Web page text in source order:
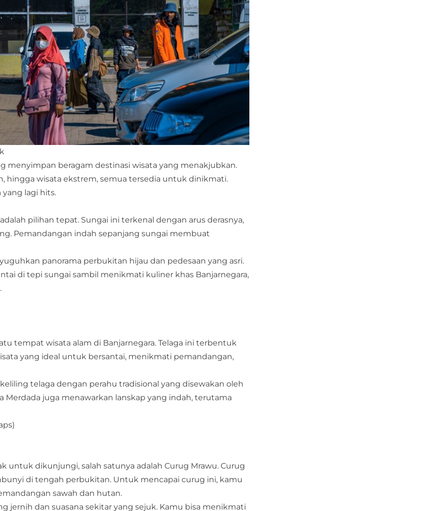
menyimpan beragam destinasi wisata yang menakjubkan.
hingga wisata ekstrem, semua tersedia untuk dinikmati.
lagi hits.
pilihan tepat. Sungai ini terkenal dengan arus derasnya,
Pemandangan indah sepanjang sungai membuat
panorama perbukitan hijau dan pedesaan yang asri.
di tepi sungai sambil menikmati kuliner khas Banjarnegara,
tempat wisata alam di Banjarnegara. Telaga ini terbentuk
yang ideal untuk bersantai, menikmati pemandangan,
telaga dengan perahu tradisional yang disewakan oleh
Merdada juga menawarkan lanskap yang indah, terutama
)
untuk dikunjungi, salah satunya adalah Curug Mrawu. Curug
di tengah perbukitan. Untuk mencapai curug ini, kamu
sawah dan hutan.
jernih dan suasana sekitar yang sejuk. Kamu bisa menikmati